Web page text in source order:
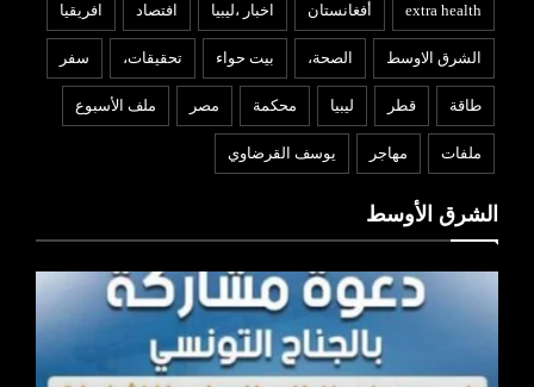
extra health أفغانستان اخبار ،ليبيا افتصاد افريقيا
الشرق الاوسط الصحة، بيت حواء تحقيقات، سفر
طاقة قطر ليبيا محكمة مصر ملف الأسبوع
ملفات مهاجر يوسف القرضاوي
الشرق الأوسط